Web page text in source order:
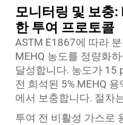
모니터링 및 보충:
한 투여 프로토콜
ASTM E1867에 따라
MEHQ 농도를 정량화
달성합니다. 농도가 15
전 희석된 5% MEHQ
에서 보충합니다. 절차
투여 전 비활성 가스로